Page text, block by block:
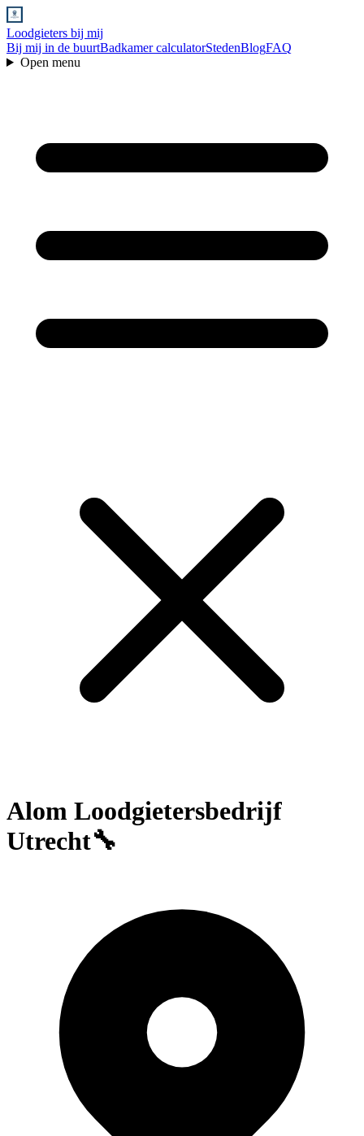
Loodgieters bij mij
Bij mij in de buurtBadkamer calculatorStedenBlogFAQ
Open menu
Alom Loodgietersbedrijf
Utrecht🔧